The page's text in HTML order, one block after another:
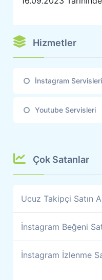
Hizmetler
İnstagram Servisleri
Youtube Servisleri
Çok Satanlar
Ucuz Takipçi Satın
İnstagram Beğeni
İnstagram İzlenme